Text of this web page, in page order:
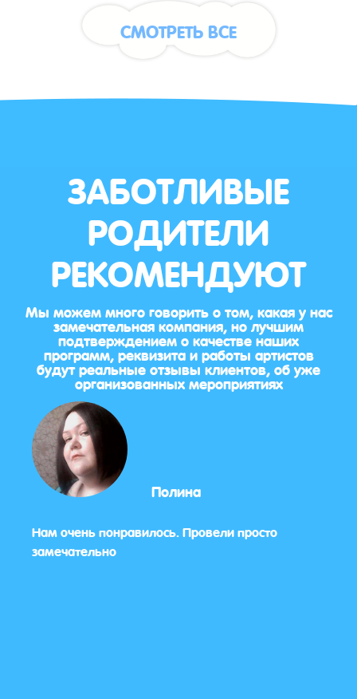
СМОТРЕТЬ ВСЕ
ЗАБОТЛИВЫЕ
РОДИТЕЛИ
РЕКОМЕНДУЮТ
Мы можем много говорить о том, какая у нас
замечательная компания, но лучшим
подтверждением о качестве наших
программ, реквизита и работы артистов
будут реальные отзывы клиентов, об уже
организованных мероприятиях
Полина
Нам очень понравилось. Провели просто
замечательно